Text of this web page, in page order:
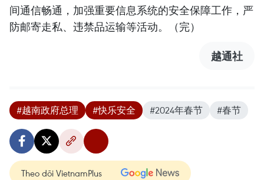
间通信畅通，加强重要信息系统的安全保障工作，严
防邮寄走私、违禁品运输等活动。（完）
越通社
#越南政府总理 #快乐安全 #2024年春节 #春节
Theo dõi VietnamPlus